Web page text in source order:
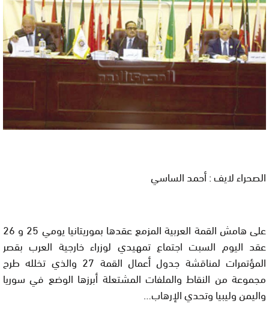
الصحراء لايف : أحمد الساسي
على هامش القمة العربية المزمع عقدها بموريتانيا يومي 25 و 26
عقد اليوم السبت اجتماع تمهيدي لوزراء خارجية العرب بقصر
المؤتمرات لمناقشة جدول أعمال القمة 27 والذي تخلله طرح
مجموعة من النقاط والملفات المشتعلة أبرزها الوضع في سوريا
واليمن وليبيا وتحدي الإرهاب…